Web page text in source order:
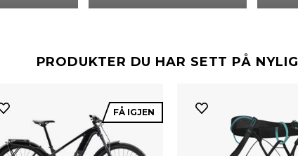
PRODUKTER DU HAR SETT PÅ NYLIG
FÅ IGJEN